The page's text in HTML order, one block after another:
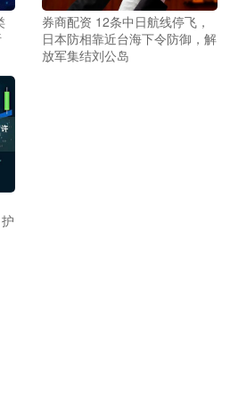
券商配资 12条中日航线停飞，
日本防相靠近台海下令防御，解
放军集结刘公岛